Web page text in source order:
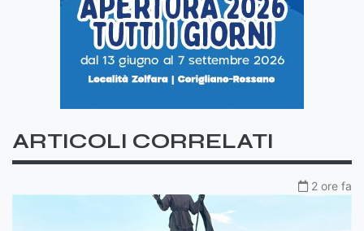
ARTICOLI CORRELATI
2 ore fa